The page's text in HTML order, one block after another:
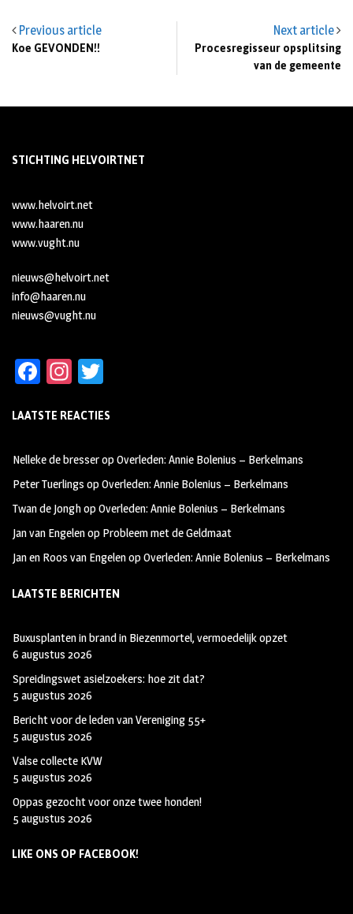
Previous article
Koe GEVONDEN!!
Next article
Procesregisseur opsplitsing
van de gemeente
STICHTING HELVOIRTNET
www.helvoirt.net
www.haaren.nu
www.vught.nu
nieuws@helvoirt.net
info@haaren.nu
nieuws@vught.nu
Fa
b
oo
k
In
ag
m
tt
LAATSTE REACTIES
Nelleke de bresseropOverleden: Annie Bolenius – Berkelmans
Peter Tuerlings opOverleden: Annie Bolenius – Berkelmans
Twan de JonghopOverleden: Annie Bolenius – Berkelmans
Jan van Engelenop Probleem met de Geldmaat
Jan en Roos van EngelenopOverleden: Annie Bolenius – Berkelmans
LAATSTE BERICHTEN
Buxusplanten in brand in Biezenmortel, vermoedelijk opzet
6 augustus 2026
Spreidingswet asielzoekers: hoe zit dat?
5 augustus 2026
Bericht voor de leden van Vereniging 55+
5 augustus 2026
Valse collecte KVW
5 augustus 2026
Oppas gezocht voor onze twee honden!
5 augustus 2026
LIKE ONS OP FACEBOOK!